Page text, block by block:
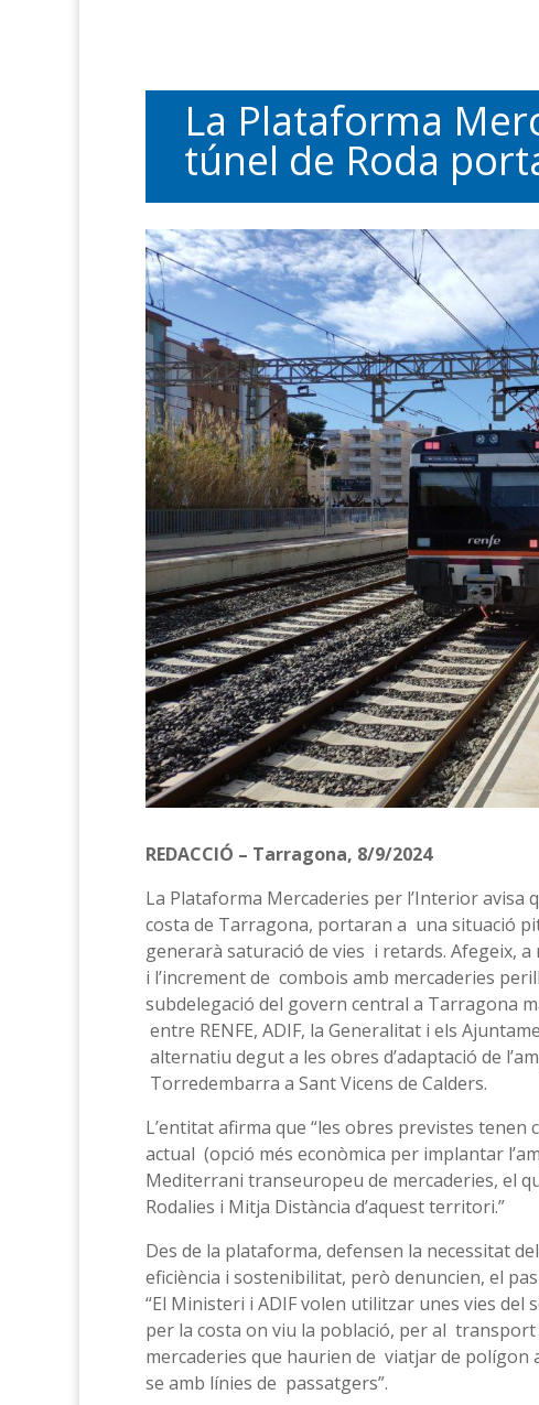
La Plataforma
túnel de Roda
REDACCIÓ – Tarragona, 8/9/2024
La Plataforma Mercaderies per l’Interior
costa de Tarragona, portaran a una situació
generarà saturació de vies i retards. Afegeix,
i l’increment de combois amb mercaderies
subdelegació del govern central a Tarragona
entre RENFE, ADIF, la Generalitat i els
alternatiu degut a les obres d’adaptació de
Torredembarra a Sant Vicens de Calders.
L’entitat afirma que “les obres previstes tenen
actual (opció més econòmica per implantar
Mediterrani transeuropeu de mercaderies, el
Rodalies i Mitja Distància d’aquest territori.”
Des de la plataforma, defensen la necessitat
eficiència i sostenibilitat, però denuncien, el
“El Ministeri i ADIF volen utilitzar unes vies
per la costa on viu la població, per al transport
mercaderies que haurien de viatjar de
se amb línies de passatgers”.